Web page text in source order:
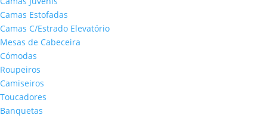
Camas Estofadas
Camas C/Estrado Elevatório
Mesas de Cabeceira
Cómodas
Roupeiros
Camiseiros
Toucadores
Banquetas